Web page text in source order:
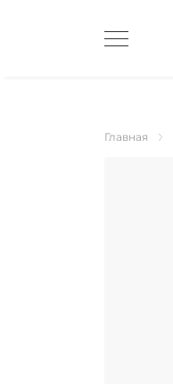
Главная